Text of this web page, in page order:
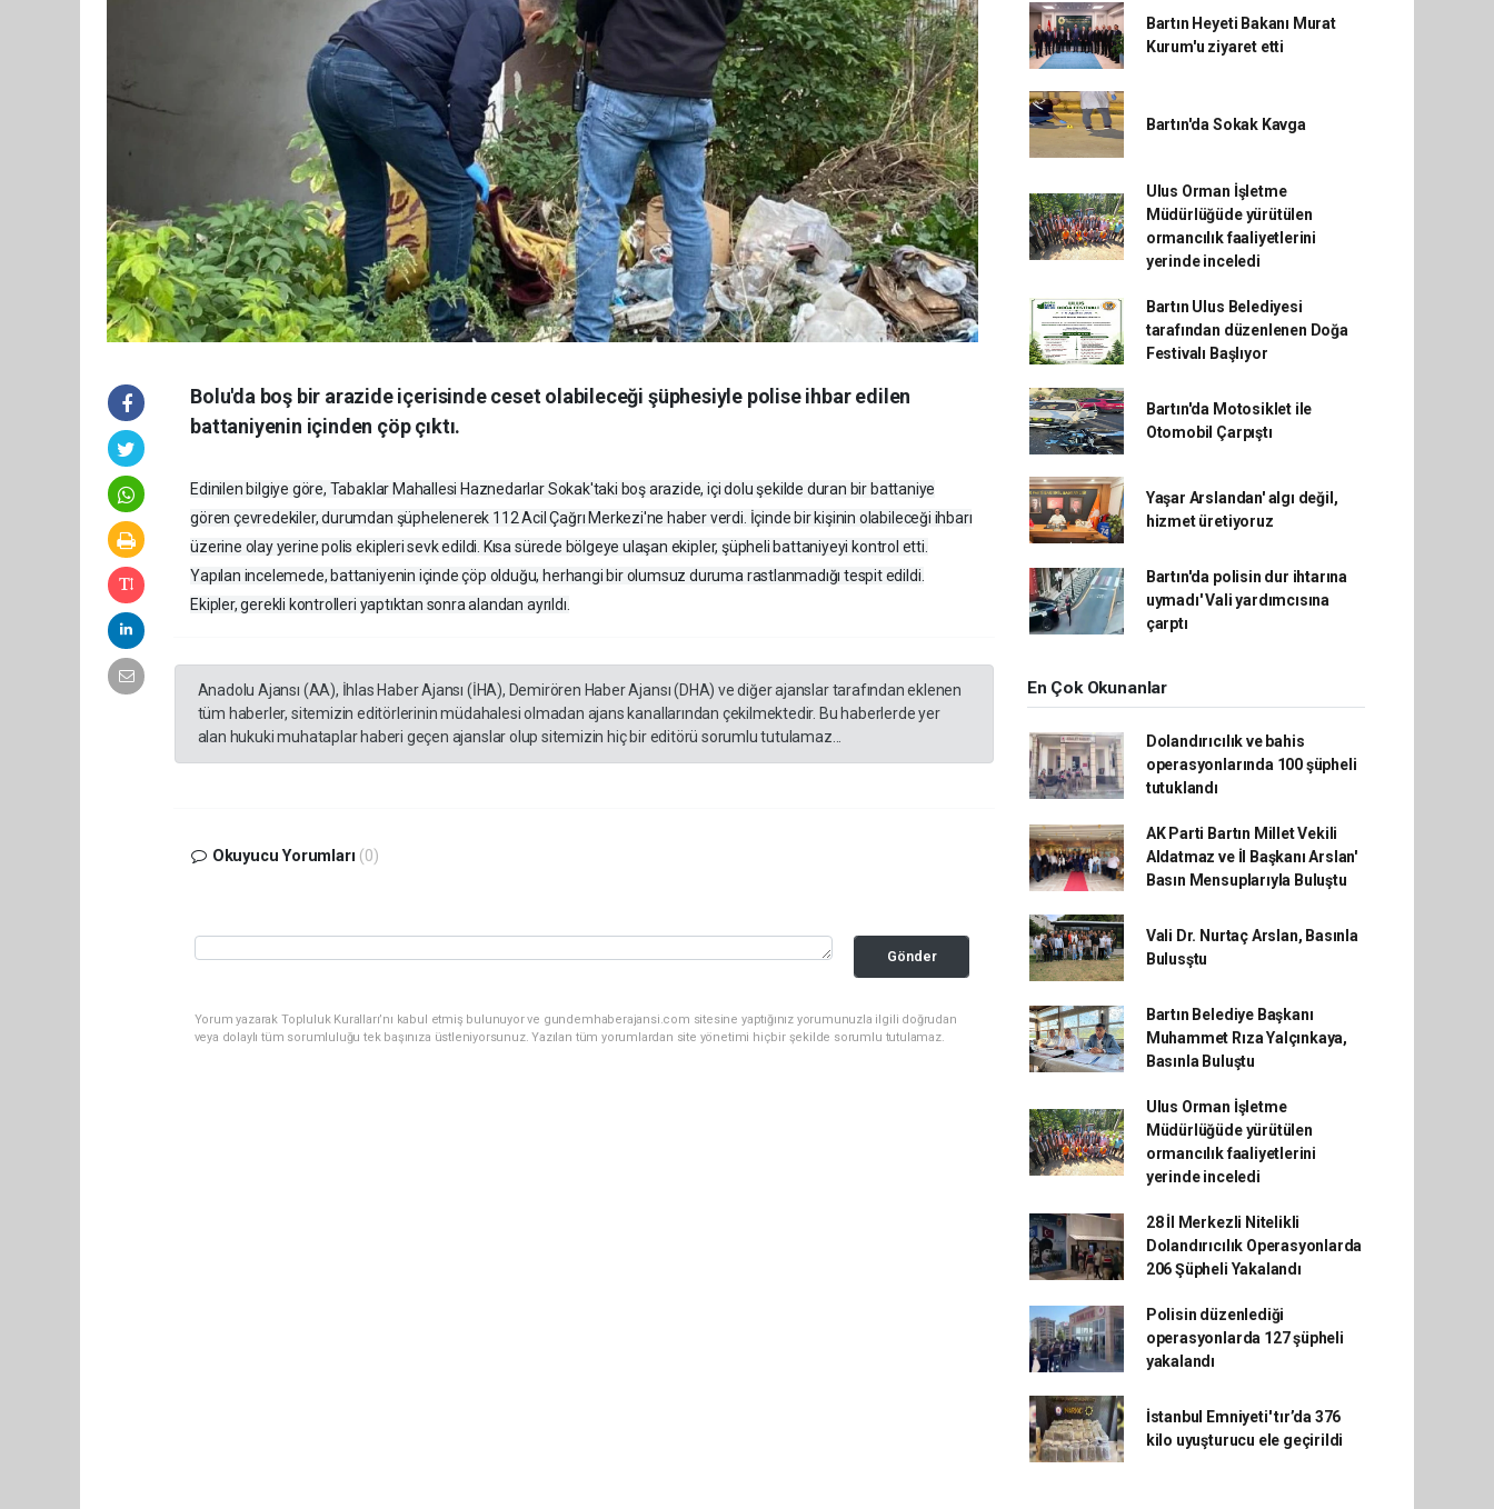
Bolu'da boş bir arazide içerisinde ceset olabileceği şüphesiyle polise ihbar edilen
battaniyenin içinden çöp çıktı.
Edinilen bilgiye göre, Tabaklar Mahallesi Haznedarlar Sokak'taki boş arazide, içi dolu şekilde duran bir battaniye
gören çevredekiler, durumdan şüphelenerek 112 Acil Çağrı Merkezi'ne haber verdi. İçinde bir kişinin olabileceği ihbarı
üzerine olay yerine polis ekipleri sevk edildi. Kısa sürede bölgeye ulaşan ekipler, şüpheli battaniyeyi kontrol etti.
Yapılan incelemede, battaniyenin içinde çöp olduğu, herhangi bir olumsuz duruma rastlanmadığı tespit edildi.
Ekipler, gerekli kontrolleri yaptıktan sonra alandan ayrıldı.
Anadolu Ajansı (AA), İhlas Haber Ajansı (İHA), Demirören Haber Ajansı (DHA) ve diğer ajanslar tarafından eklenen
tüm haberler, sitemizin editörlerinin müdahalesi olmadan ajans kanallarından çekilmektedir. Bu haberlerde yer
alan hukuki muhataplar haberi geçen ajanslar olup sitemizin hiç bir editörü sorumlu tutulamaz...
Okuyucu Yorumları (0)
Gönder
Yorum yazarak Topluluk Kuralları’nı kabul etmiş bulunuyor ve gundemhaberajansi.com sitesine yaptığınız yorumunuzla ilgili doğrudan
veya dolaylı tüm sorumluluğu tek başınıza üstleniyorsunuz. Yazılan tüm yorumlardan site yönetimi hiçbir şekilde sorumlu tutulamaz.
Bartın Heyeti Bakanı Murat
Kurum'u ziyaret etti
Bartın'da Sokak Kavga
Ulus Orman İşletme
Müdürlüğüde yürütülen
ormancılık faaliyetlerini
yerinde inceledi
Bartın Ulus Belediyesi
tarafından düzenlenen Doğa
Festivalı Başlıyor
Bartın'da Motosiklet ile
Otomobil Çarpıştı
Yaşar Arslandan' algı değil,
hizmet üretiyoruz
Bartın'da polisin dur ihtarına
uymadı' Vali yardımcısına
çarptı
En Çok Okunanlar
Dolandırıcılık ve bahis
operasyonlarında 100 şüpheli
tutuklandı
AK Parti Bartın Millet Vekili
Aldatmaz ve İl Başkanı Arslan'
Basın Mensuplarıyla Buluştu
Vali Dr. Nurtaç Arslan, Basınla
Bulusştu
Bartın Belediye Başkanı
Muhammet Rıza Yalçınkaya,
Basınla Buluştu
Ulus Orman İşletme
Müdürlüğüde yürütülen
ormancılık faaliyetlerini
yerinde inceledi
28 İl Merkezli Nitelikli
Dolandırıcılık Operasyonlarda
206 Şüpheli Yakalandı
Polisin düzenlediği
operasyonlarda 127 şüpheli
yakalandı
İstanbul Emniyeti' tır’da 376
kilo uyuşturucu ele geçirildi